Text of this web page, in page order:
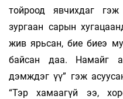
тойроод явчихдаг
зургаан сарын
жив ярьсан, бие биеэ
байсан даа. Намайг
дэмждэг үү” гэж
“Тэр хамаагүй ээ,